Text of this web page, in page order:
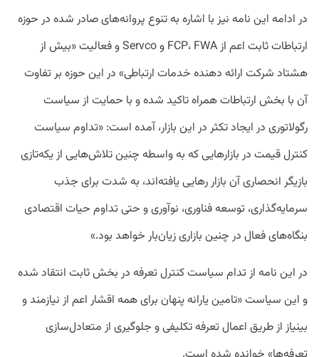
در ادامه این نامه نیز با اشاره به تنوع پروانه‌های صادر شده در حوزه
ارتباطات ثابت اعم از FCP، FWA و Servco و فعالیت «بیش از
هشتاد شرکت ارائه دهنده خدمات ارتباطی» در این حوزه بر تفاوت
آن با بخش ارتباطات همراه تاکید شده و با حمایت از سیاست
رگولاتوری در ایجاد تکثر در این بازار، آمده است: «تداوم سیاست
کنترل قیمت در بازارهایی که به واسطه چنین تلاش‌‏هایی از یکه‏‌تازی
بازیگر انحصاری آن بازار رهایی یافته‏‌اند، به شدت برای جذب
سرمایه‏‌گذاری، توسعه فناوری، نوآوری و حتی تداوم حیات اقتصادی
بنگاه‌های فعال در چنین بازاری زیان‌‏بار خواهد بود.»
در این نامه از تدام سیاست کنترل تعرفه در بخش ثابت انتقاد شده
و این سیاست «تامین یارانه پنهان برای همه اقشار اعم از نیازمند و
بی‏نیاز از طریق اعمال تعرفه تکلیفی و جلوگیری از متعادل‏‌سازی